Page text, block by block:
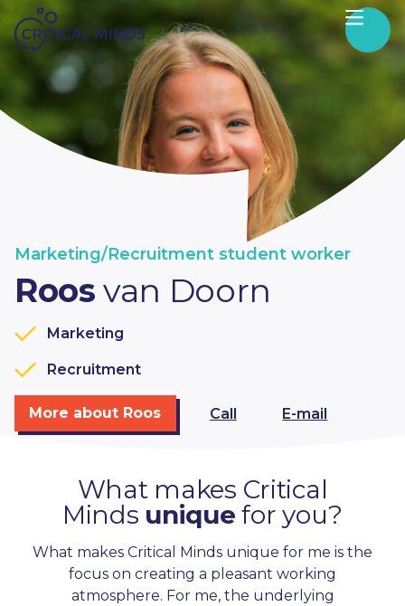
Skip to content
Marketing/Recruitment student worker
Roos van Doorn
Marketing
Recruitment
More about Roos Call E-mail
What makes Critical
Minds unique for you?
What makes Critical Minds unique for me is the
focus on creating a pleasant working
atmosphere. For me, the underlying